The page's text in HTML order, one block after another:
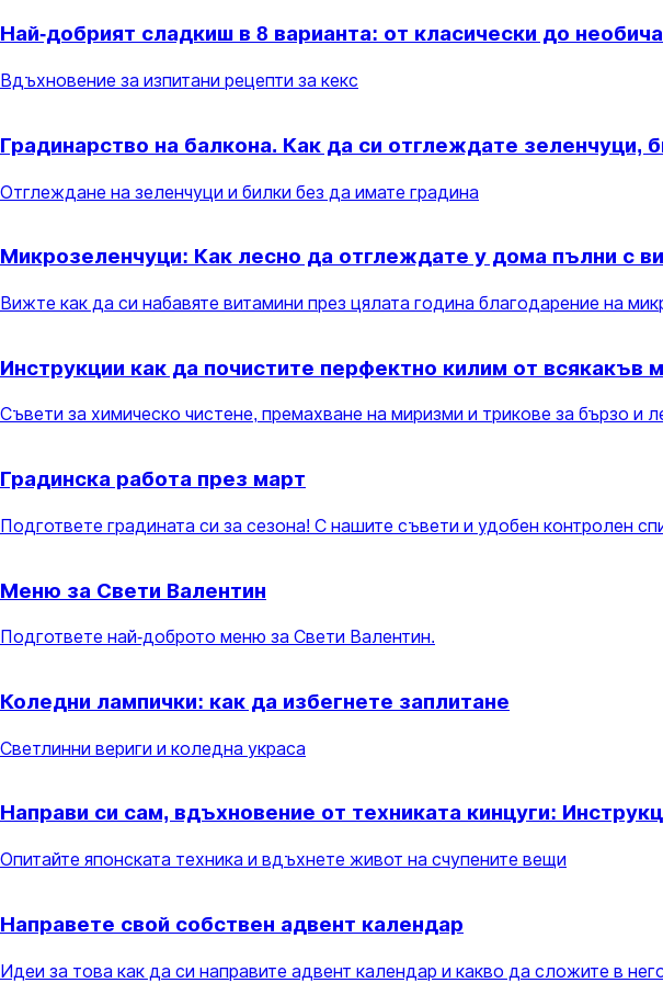
Най-добрият сладкиш в 8 варианта: от класически до
Вдъхновение за изпитани рецепти за кекс
Градинарство на балкона. Как да си отглеждате зеленчуци,
Отглеждане на зеленчуци и билки без да имате градина
Микрозеленчуци: Как лесно да отглеждате у дома пълни с
Вижте как да си набавяте витамини през цялата година благодарение на
Инструкции как да почистите перфектно килим от всякакъв
Съвети за химическо чистене, премахване на миризми и трикове за бързо и
Градинска работа през март
Подгответе градината си за сезона! С нашите съвети и удобен контролен
Меню за Свети Валентин
Подгответе най-доброто меню за Свети Валентин.
Коледни лампички: как да избегнете заплитане
Светлинни вериги и коледна украса
Направи си сам, вдъхновение от техниката кинцуги:
Опитайте японската техника и вдъхнете живот на счупените вещи
Направете свой собствен адвент календар
Идеи за това как да си направите адвент календар и какво да сложите в